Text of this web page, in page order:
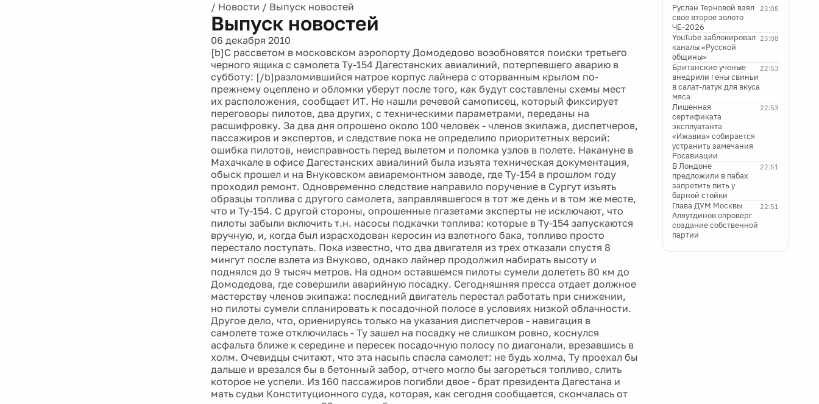
/ Новости / Выпуск новостей
Выпуск новостей
06 декабря 2010
[b]С рассветом в московском аэропорту Домодедово возобновятся поиски третьего
черного ящика с самолета Ту-154 Дагестанских авиалиний, потерпевшего аварию в
субботу: [/b]разломившийся натрое корпус лайнера с оторванным крылом по-
прежнему оцеплено и обломки уберут после того, как будут составлены схемы мест
их расположения, сообщает ИТ. Не нашли речевой самописец, который фиксирует
переговоры пилотов, два других, с техническими параметрами, переданы на
расшифровку. За два дня опрошено около 100 человек - членов экипажа, диспетчеров,
пассажиров и экспертов, и следствие пока не определило приоритетных версий:
ошибка пилотов, неисправность перед вылетом и поломка узлов в полете. Накануне в
Махачкале в офисе Дагестанских авиалиний была изъята техническая документация,
обыск прошел и на Внуковском авиаремонтном заводе, где Ту-154 в прошлом году
проходил ремонт. Одновременно следствие направило поручение в Сургут изъять
образцы топлива с другого самолета, заправлявшегося в тот же день и в том же месте,
что и Ту-154. С другой стороны, опрошенные пгазетами эксперты не исключают, что
пилоты забыли включить т.н. насосы подкачки топлива: которые в Ту-154 запускаются
вручную, и, когда был израсходован керосин из взлетного бака, топливо просто
перестало поступать. Пока известно, что два двигателя из трех отказали спустя 8
мингут после взлета из Внуково, однако лайнер продолжил набирать высоту и
поднялся до 9 тысяч метров. На одном оставшемся пилоты сумели долететь 80 км до
Домодедова, где совершили аварийную посадку. Сегодняшняя пресса отдает должное
мастерству членов экипажа: последний двигатель перестал работать при снижении,
но пилоты сумели спланировать к посадочной полосе в условиях низкой облачности.
Другое дело, что, ориенируясь только на указания диспетчеров - навигация в
самолете тоже отключилась - Ту зашел на посадку не слишком ровно, коснулся
асфальта ближе к середине и пересек посадочную полосу по диагонали, врезавшись в
холм. Очевидцы считают, что эта насыпь спасла самолет: не будь холма, Ту проехал бы
дальше и врезался бы в бетонный забор, отчего могло бы загореться топливо, слить
которое не успели. Из 160 пассажиров погибли двое - брат президента Дагестана и
мать судьи Конституционного суда, которая, как сегодня сообщается, скончалась от
23:08
Руслан Терновой взял
свое второе золото
ЧЕ-2026
23:08
YouTube заблокировал
каналы «Русской
общины»
22:53
Британские ученые
внедрили гены свиньи
в салат-латук для вкуса
мяса
22:53
Лишенная
сертификата
эксплуатанта
«Ижавиа» собирается
устранить замечания
Росавиации
22:51
В Лондоне
предложили в пабах
запретить пить у
барной стойки
22:51
Глава ДУМ Москвы
Аляутдинов опроверг
создание собственной
партии